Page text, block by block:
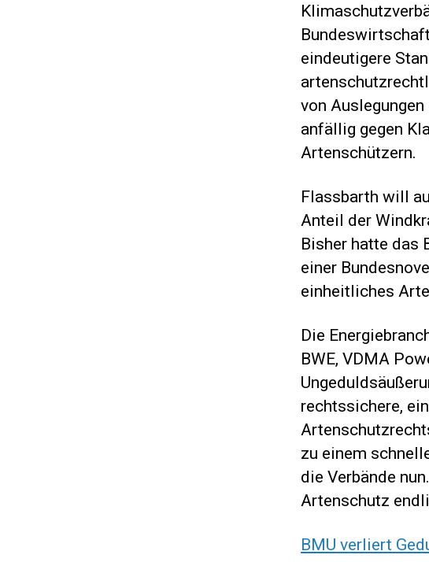
eindeutigere
von
anfällig gegen
Artenschützern.
Flassbarth will
Anteil der
Bisher hatte das
einer
einheitliches
Die
BWE, VDMA
rechtssichere,
zu einem
die Verbände
Artenschutz
BMU verliert